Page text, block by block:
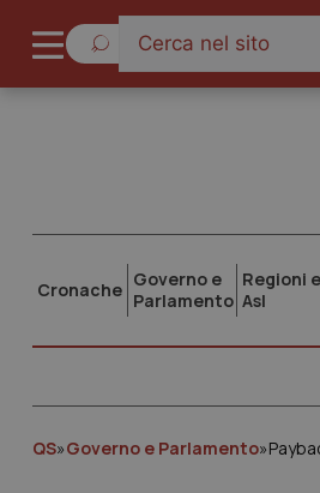
Cronache Governo e
Parlamento
Regioni e
Asl
QS»Governo e Parlamento»